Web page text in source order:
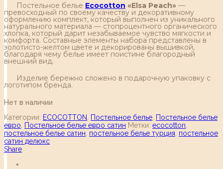
Постельное белье Ecocotton «Elsa Peach» —
превосходный по своему качеству и декоративному
оформлению комплект, который выполнен из уникального
натурального материала — стопроцентного органического
хлопка, который дарит незабываемое чувство мягкости и
комфорта. Составные элементы набора представлены в
золотисто-желтом цвете и декорированы вышивкой,
благодаря чему белье имеет поистине благородный
внешний вид.
Изделие бережно сложено в подарочную упаковку с
логотипом бренда.
Нет в наличии
Категории: ECOCOTTON Постельное белье Постельное белье
евро
Постельное белье евро сатин Метки: ecocotton
постельное белье сатин постельное белье турция постельное
сатин делюкс
Share